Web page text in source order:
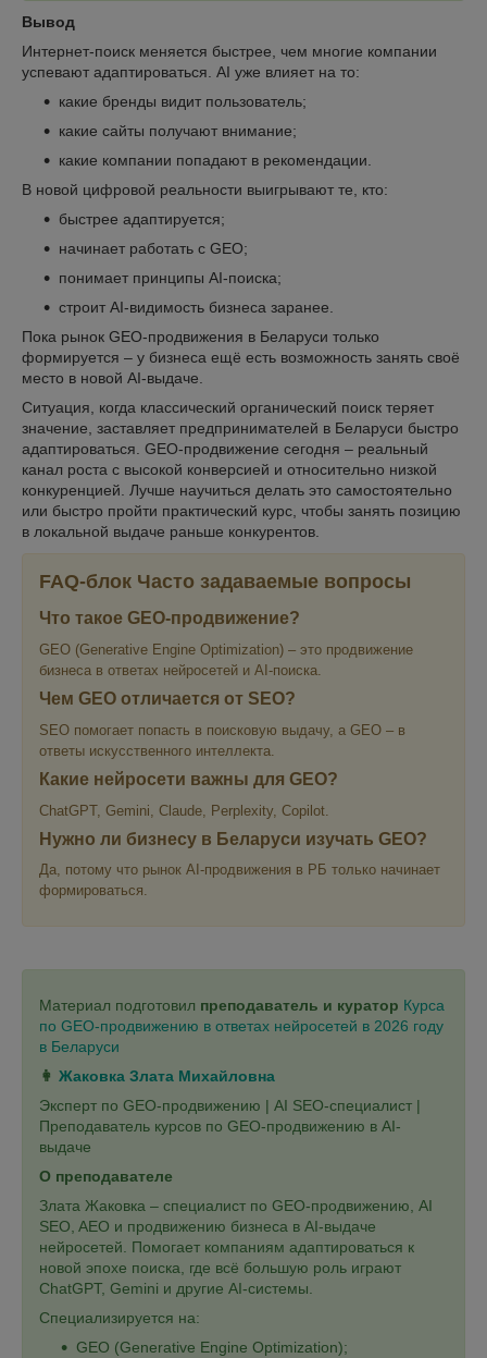
Вывод
Интернет-поиск меняется быстрее, чем многие компании
успевают адаптироваться. AI уже влияет на то:
какие бренды видит пользователь;
какие сайты получают внимание;
какие компании попадают в рекомендации.
В новой цифровой реальности выигрывают те, кто:
быстрее адаптируется;
начинает работать с GEO;
понимает принципы AI-поиска;
строит AI-видимость бизнеса заранее.
Пока рынок GEO-продвижения в Беларуси только
формируется – у бизнеса ещё есть возможность занять своё
место в новой AI-выдаче.
Ситуация, когда классический органический поиск теряет
значение, заставляет предпринимателей в Беларуси быстро
адаптироваться. GEO‑продвижение сегодня – реальный
канал роста с высокой конверсией и относительно низкой
конкуренцией. Лучше научиться делать это самостоятельно
или быстро пройти практический курс, чтобы занять позицию
в локальной выдаче раньше конкурентов.
FAQ-блок Часто задаваемые вопросы
Что такое GEO-продвижение?
GEO (Generative Engine Optimization) – это продвижение
бизнеса в ответах нейросетей и AI-поиска.
Чем GEO отличается от SEO?
SEO помогает попасть в поисковую выдачу, а GEO – в
ответы искусственного интеллекта.
Какие нейросети важны для GEO?
ChatGPT, Gemini, Claude, Perplexity, Copilot.
Нужно ли бизнесу в Беларуси изучать GEO?
Да, потому что рынок AI-продвижения в РБ только начинает
формироваться.
Материал подготовил преподаватель и куратор Курса
по GEO-продвижению в ответах нейросетей в 2026 году
в Беларуси
👩‍ Жаковка Злата Михайловна
Эксперт по GEO-продвижению | AI SEO-специалист |
Преподаватель курсов по GEO-продвижению в AI-
выдаче
О преподавателе
Злата Жаковка – специалист по GEO-продвижению, AI
SEO, AEO и продвижению бизнеса в AI-выдаче
нейросетей. Помогает компаниям адаптироваться к
новой эпохе поиска, где всё большую роль играют
ChatGPT, Gemini и другие AI-системы.
Специализируется на:
GEO (Generative Engine Optimization);